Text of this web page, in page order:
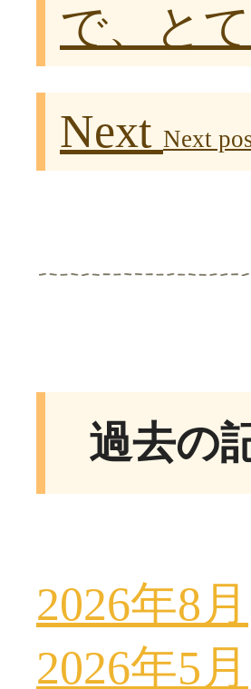
で、と
Next Next
過去の
2026年8月
2026年5月